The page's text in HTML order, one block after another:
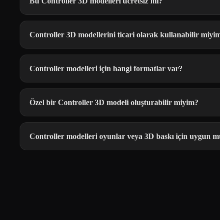
Controller 3D modellerini ticari olarak kullanabilir
Controller modelleri için hangi formatlar var?
Özel bir Controller 3D modeli oluşturabilir miyim?
Controller modelleri oyunlar veya 3D baskı için uygun